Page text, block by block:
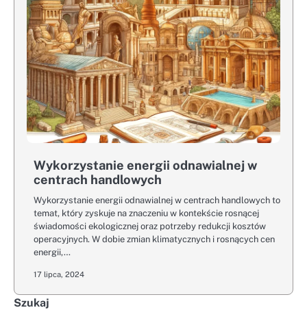
Wykorzystanie energii odnawialnej w
centrach handlowych
Wykorzystanie energii odnawialnej w centrach handlowych to
temat, który zyskuje na znaczeniu w kontekście rosnącej
świadomości ekologicznej oraz potrzeby redukcji kosztów
operacyjnych. W dobie zmian klimatycznych i rosnących cen
energii,…
17 lipca, 2024
Szukaj